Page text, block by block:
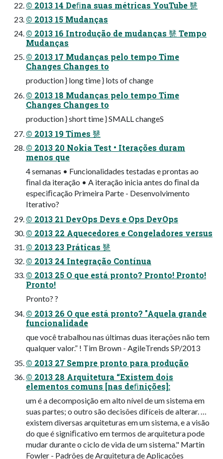
© 2013 14 Deﬁna suas métricas YouTube 㽈
© 2013 15 Mudanças
© 2013 16 Introdução de mudanças 㽈 Tempo
Mudanças
© 2013 17 Mudanças pelo tempo Time
Changes Changes to
production } long time } lots of change
© 2013 18 Mudanças pelo tempo Time
Changes Changes to
production } short time } SMALL changeS
© 2013 19 Times 㽈
© 2013 20 Nokia Test • Iterações duram
menos que
4 semanas • Funcionalidades testadas e prontas ao
ﬁnal da iteração • A iteração inicia antes do ﬁnal da
especiﬁcação Primeira Parte - Desenvolvimento
Iterativo?
© 2013 21 DevOps Devs e Ops DevOps
© 2013 22 Aquecedores e Congeladores versus
© 2013 23 Práticas 㽈
© 2013 24 Integração Contínua
© 2013 25 O que está pronto? Pronto! Pronto!
Pronto!
Pronto? ?
© 2013 26 O que está pronto? "Aquela grande
funcionalidade
que você trabalhou nas últimas duas iterações não tem
qualquer valor.” ! Tim Brown - AgileTrends SP/2013
© 2013 27 Sempre pronto para produção
© 2013 28 Arquitetura “Existem dois
elementos comuns [nas deﬁnições]:
um é a decomposição em alto nível de um sistema em
suas partes; o outro são decisões difíceis de alterar. …
existem diversas arquiteturas em um sistema, e a visão
do que é signiﬁcativo em termos de arquitetura pode
mudar durante o ciclo de vida de um sistema." Martin
Fowler - Padrões de Arquitetura de Aplicações